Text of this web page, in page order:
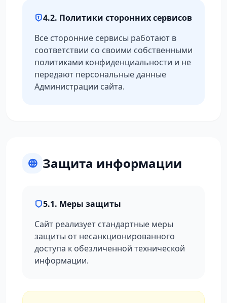
4.2. Политики сторонних сервисов
Все сторонние сервисы работают в
соответствии со своими собственными
политиками конфиденциальности и не
передают персональные данные
Администрации сайта.
Защита информации
5.1. Меры защиты
Сайт реализует стандартные меры
защиты от несанкционированного
доступа к обезличенной технической
информации.